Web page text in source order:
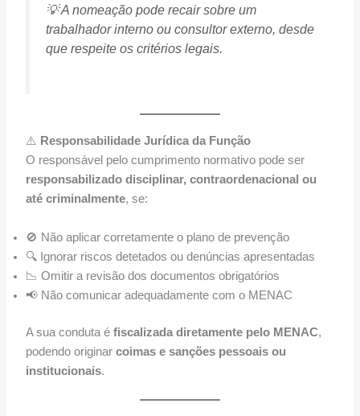
💡 A nomeação pode recair sobre um
trabalhador interno ou consultor externo, desde
que respeite os critérios legais.
⚠️ Responsabilidade Jurídica da Função
O responsável pelo cumprimento normativo pode ser
responsabilizado disciplinar, contraordenacional ou
até criminalmente, se:
🚫 Não aplicar corretamente o plano de prevenção
🔍 Ignorar riscos detetados ou denúncias apresentadas
📉 Omitir a revisão dos documentos obrigatórios
📢 Não comunicar adequadamente com o MENAC
A sua conduta é fiscalizada diretamente pelo MENAC,
podendo originar coimas e sanções pessoais ou
institucionais.